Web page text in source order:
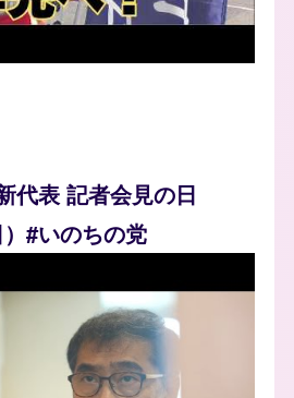
代表 記者会見の日
）#いのちの党